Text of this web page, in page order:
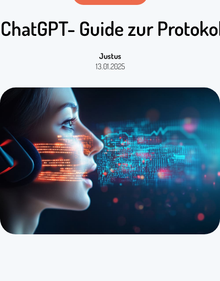
Guide zur
Justus
13.01.2025